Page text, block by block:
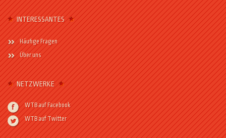
INTERESSANTES
Häufige Fragen
Über uns
NETZWERKE
WTB auf Facebook
WTB auf Twitter